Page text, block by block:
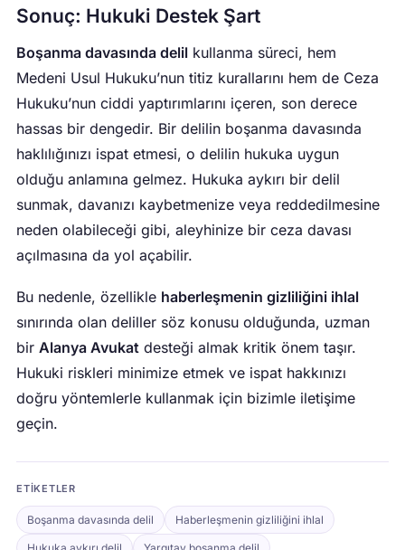
Sonuç: Hukuki Destek Şart
Boşanma davasında delil kullanma süreci, hem
Medeni Usul Hukuku’nun titiz kurallarını hem de Ceza
Hukuku’nun ciddi yaptırımlarını içeren, son derece
hassas bir dengedir. Bir delilin boşanma davasında
haklılığınızı ispat etmesi, o delilin hukuka uygun
olduğu anlamına gelmez. Hukuka aykırı bir delil
sunmak, davanızı kaybetmenize veya reddedilmesine
neden olabileceği gibi, aleyhinize bir ceza davası
açılmasına da yol açabilir.
Bu nedenle, özellikle haberleşmenin gizliliğini ihlal
sınırında olan deliller söz konusu olduğunda, uzman
bir Alanya Avukat desteği almak kritik önem taşır.
Hukuki riskleri minimize etmek ve ispat hakkınızı
doğru yöntemlerle kullanmak için bizimle iletişime
geçin.
ETIKETLER
Boşanma davasında delil Haberleşmenin gizliliğini ihlal